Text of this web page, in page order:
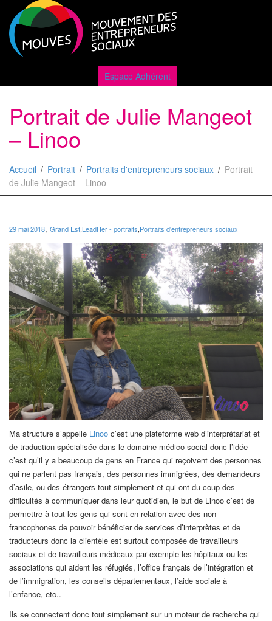
Espace Adhérent
Portrait de Julie Mangeot
– Linoo
Accueil Portrait Portraits d'entrepreneurs sociaux
Portrait
de Julie Mangeot – Linoo
29 mai 2018, Grand Est,LeadHer - portraits,Portraits d'entrepreneurs sociaux
Ma structure s’appelle Linoo c’est une plateforme web d’interprétariat et
de traduction spécialisée dans le domaine médico-social donc l’idée
c’est qu’il y a beaucoup de gens en France qui reçoivent des personnes
qui ne parlent pas français, des personnes immigrées, des demandeurs
d’asile, ou des étrangers tout simplement et qui ont du coup des
difficultés à communiquer dans leur quotidien, le but de Linoo c’est de
permettre à tout les gens qui sont en relation avec des non-
francophones de pouvoir bénéficier de services d’interprètes et de
traducteurs donc la clientèle est surtout composée de travailleurs
sociaux et de travailleurs médicaux par exemple les hôpitaux ou les
associations qui aident les réfugiés, l’office français de l’intégration et
de l’immigration, les conseils départementaux, l’aide sociale à
l’enfance, etc..
Ils se connectent donc tout simplement sur un moteur de recherche qui